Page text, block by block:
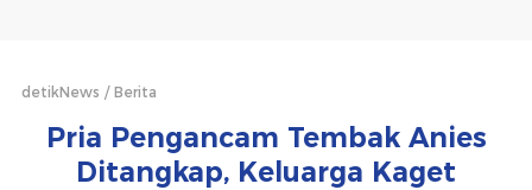
detikNews Berita
Pria Pengancam Tembak Anies
Ditangkap, Keluarga Kaget